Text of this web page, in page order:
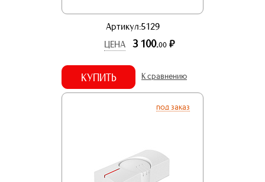
Артикул:5129
ЦЕНА
3 100.00 р.
КУПИТЬ К сравнению
под заказ